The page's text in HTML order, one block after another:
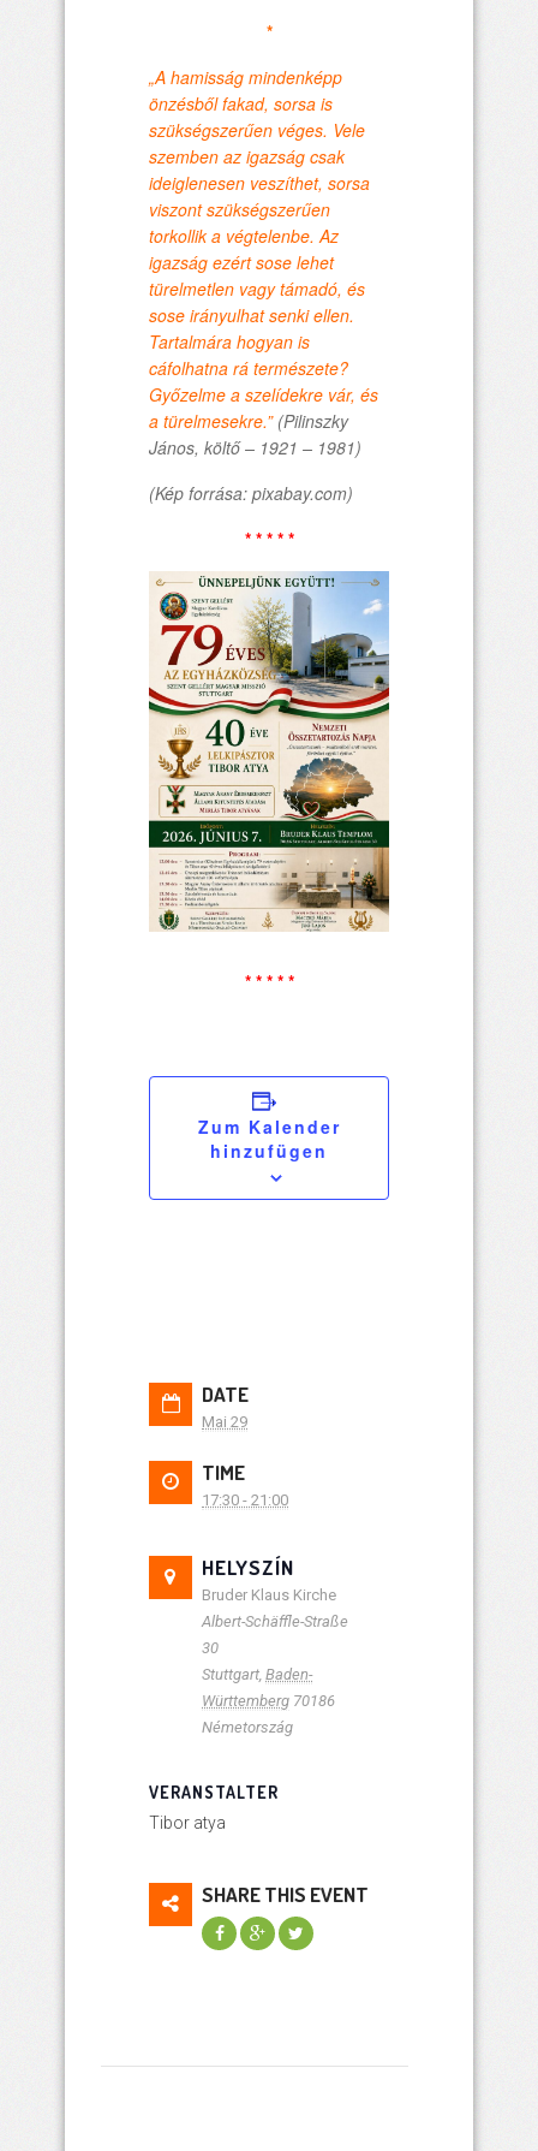
*
„A hamisság mindenképp
önzésből fakad, sorsa is
szükségszerűen véges. Vele
szemben az igazság csak
ideiglenesen veszíthet, sorsa
viszont szükségszerűen
torkollik a végtelenbe. Az
igazság ezért sose lehet
türelmetlen vagy támadó, és
sose irányulhat senki ellen.
Tartalmára hogyan is
cáfolhatna rá természete?
Győzelme a szelídekre vár, és
a türelmesekre.”(Pilinszky
János, költő – 1921 – 1981)
(Kép forrása: pixabay.com)
* * * * *
* * * * *
Zum Kalender
hinzufügen
DATE
Mai 29
TIME
17:30 - 21:00
HELYSZÍN
Bruder Klaus Kirche
Albert-Schäffle-Straße
30
Stuttgart Baden-
Württemberg 70186
Németország
VERANSTALTER
Tibor atya
SHARE THIS EVENT